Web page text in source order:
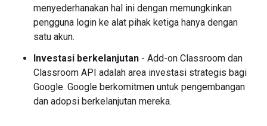
menyederhanakan hal ini dengan memungkinkan
pengguna login ke alat pihak ketiga hanya dengan
satu akun.
Investasi berkelanjutan - Add-on Classroom dan
Classroom API adalah area investasi strategis bagi
Google. Google berkomitmen untuk pengembangan
dan adopsi berkelanjutan mereka.